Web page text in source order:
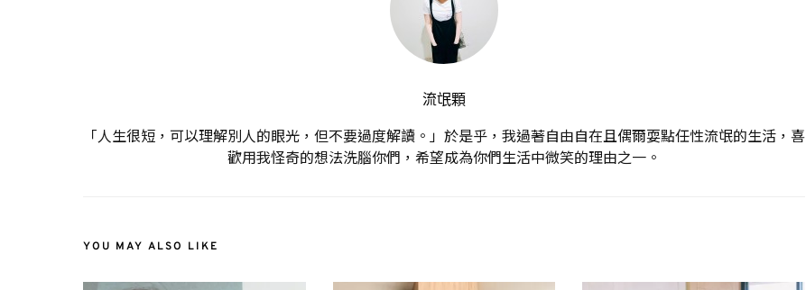
流氓顆
「人生很短，可以理解別人的眼光，但不要過度解讀。」於是乎，我過著自由自在且偶爾耍點任性流氓的生活，喜
歡用我怪奇的想法洗腦你們，希望成為你們生活中微笑的理由之一。
YOU MAY ALSO LIKE